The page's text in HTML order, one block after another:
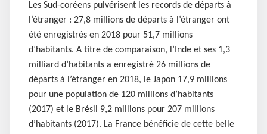
Les Sud-coréens pulvérisent les records de départs à
l’étranger : 27,8 millions de départs à l’étranger ont
été enregistrés en 2018 pour 51,7 millions
d’habitants. A titre de comparaison, l’Inde et ses 1,3
milliard d’habitants a enregistré 26 millions de
départs à l’étranger en 2018, le Japon 17,9 millions
pour une population de 120 millions d’habitants
(2017) et le Brésil 9,2 millions pour 207 millions
d’habitants (2017). La France bénéficie de cette belle